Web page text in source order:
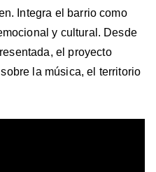
Integra el barrio como
y cultural. Desde
el proyecto
la música, el territorio